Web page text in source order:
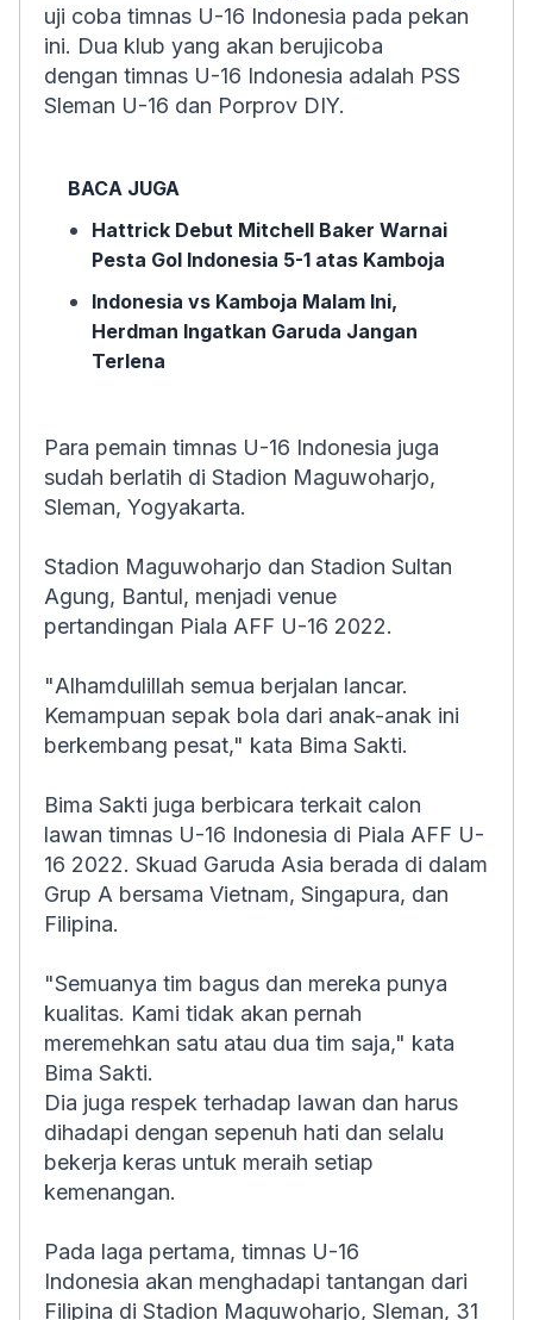
uji coba timnas U-16 Indonesia pada pekan
ini. Dua klub yang akan berujicoba
dengan timnas U-16 Indonesia adalah PSS
Sleman U-16 dan Porprov DIY.
BACA JUGA
Hattrick Debut Mitchell Baker Warnai
Pesta Gol Indonesia 5-1 atas Kamboja
Indonesia vs Kamboja Malam Ini,
Herdman Ingatkan Garuda Jangan
Terlena
Para pemain timnas U-16 Indonesia juga
sudah berlatih di Stadion Maguwoharjo,
Sleman, Yogyakarta.
Stadion Maguwoharjo dan Stadion Sultan
Agung, Bantul, menjadi venue
pertandingan Piala AFF U-16 2022.
"Alhamdulillah semua berjalan lancar.
Kemampuan sepak bola dari anak-anak ini
berkembang pesat," kata Bima Sakti.
Bima Sakti juga berbicara terkait calon
lawan timnas U-16 Indonesia di Piala AFF U-
16 2022. Skuad Garuda Asia berada di dalam
Grup A bersama Vietnam, Singapura, dan
Filipina.
"Semuanya tim bagus dan mereka punya
kualitas. Kami tidak akan pernah
meremehkan satu atau dua tim saja," kata
Bima Sakti.
Dia juga respek terhadap lawan dan harus
dihadapi dengan sepenuh hati dan selalu
bekerja keras untuk meraih setiap
kemenangan.
Pada laga pertama, timnas U-16
Indonesia akan menghadapi tantangan dari
Filipina di Stadion Maguwoharjo, Sleman, 31